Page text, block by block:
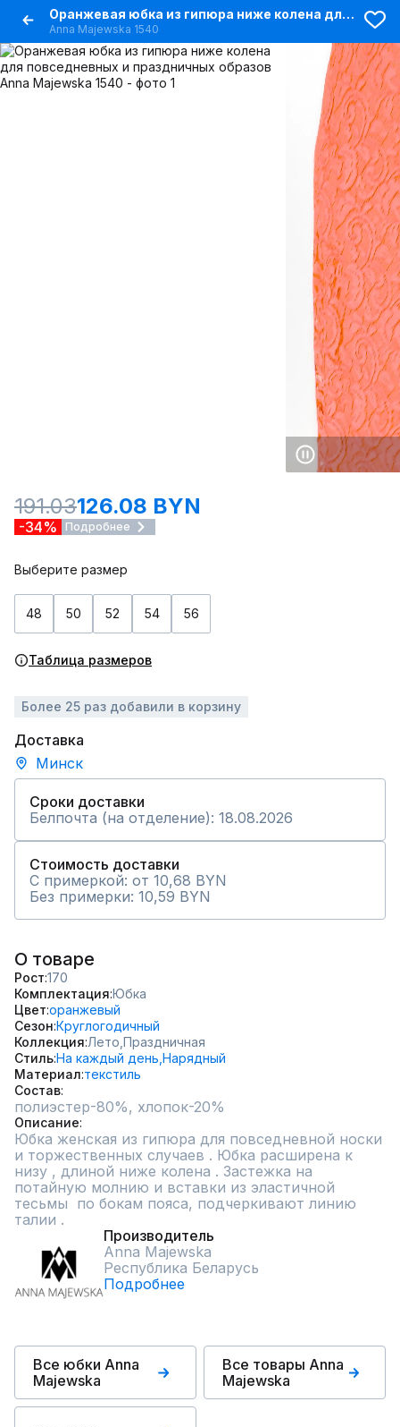
Оранжевая юбка из гипюра ниже колена для повседневных и праздничных образов
Anna Majewska 1540
191.03126.08 BYN
-34% Подробнее
Выберите размер
48 50 52 54 56
Таблица размеров
Более 25 раз добавили в корзину
Доставка
Минск
Сроки доставки
Белпочта (на отделение): 18.08.2026
Стоимость доставки
С примеркой: от 10,68 BYN
Без примерки: 10,59 BYN
О товаре
Рост 170
Комплектация Юбка
Цвет оранжевый
Сезон Круглогодичный
Коллекция Лето, Праздничная
СтильНа каждый день, Нарядный
Материал текстиль
Состав
полиэстер-80%, хлопок-20%
Описание
Юбка женская из гипюра для повседневной носки
и торжественных случаев . Юбка расширена к
низу , длиной ниже колена . Застежка на
потайную молнию и вставки из эластичной
тесьмы  по бокам пояса, подчеркивают линию
талии .
Производитель
Anna Majewska
Республика Беларусь
Подробнее
Все юбки Anna
Majewska
Все товары Anna
Majewska